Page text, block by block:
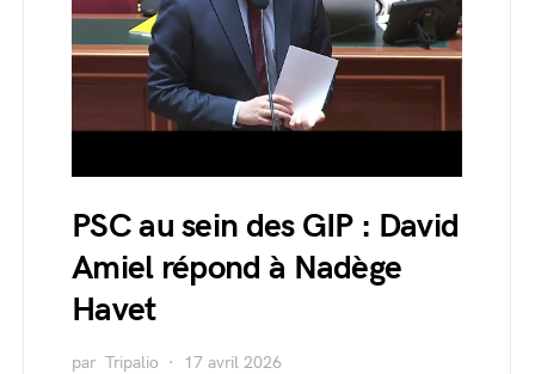
PSC au sein des GIP : David
Amiel répond à Nadège
Havet
par Tripalio 17 avril 2026